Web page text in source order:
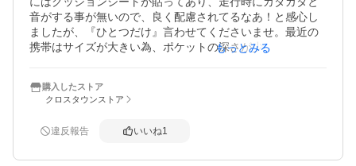
音がする事が無いので、良く配慮されてるなあ！と感心し
ましたが、『ひとつだけ』言わせてくださいませ。最近の
携帯はサイズが大きい為、ポケットの深さが少し浅いので
もっとみる
購入したストア
クロスタウンストア
違反報告 いいね1